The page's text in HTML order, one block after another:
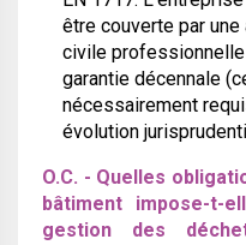
être couverte par
civile professionnelle
garantie décennale
nécessairement
évolution
O.C. - Quelles
bâtiment impose-t-
gestion des